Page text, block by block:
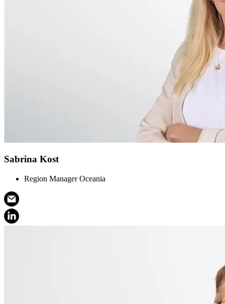
Sabrina Kost
Region Manager Oceania